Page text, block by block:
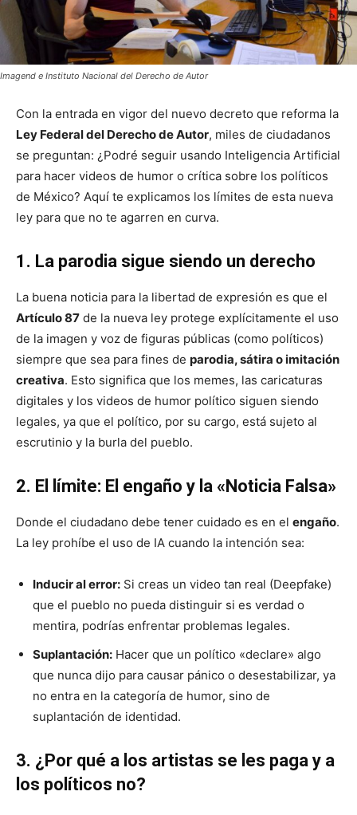
Imagend e Instituto Nacional del Derecho de Autor
Con la entrada en vigor del nuevo decreto que reforma la
Ley Federal del Derecho de Autor, miles de ciudadanos
se preguntan: ¿Podré seguir usando Inteligencia Artificial
para hacer videos de humor o crítica sobre los políticos
de México? Aquí te explicamos los límites de esta nueva
ley para que no te agarren en curva.
1. La parodia sigue siendo un derecho
La buena noticia para la libertad de expresión es que el
Artículo 87 de la nueva ley protege explícitamente el uso
de la imagen y voz de figuras públicas (como políticos)
siempre que sea para fines de parodia, sátira o imitación
creativa. Esto significa que los memes, las caricaturas
digitales y los videos de humor político siguen siendo
legales, ya que el político, por su cargo, está sujeto al
escrutinio y la burla del pueblo.
2. El límite: El engaño y la «Noticia Falsa»
Donde el ciudadano debe tener cuidado es en el engaño.
La ley prohíbe el uso de IA cuando la intención sea:
Inducir al error: Si creas un video tan real (Deepfake)
que el pueblo no pueda distinguir si es verdad o
mentira, podrías enfrentar problemas legales.
Suplantación: Hacer que un político «declare» algo
que nunca dijo para causar pánico o desestabilizar, ya
no entra en la categoría de humor, sino de
suplantación de identidad.
3. ¿Por qué a los artistas se les paga y a
los políticos no?